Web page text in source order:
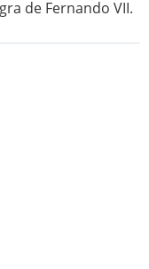
de Fernando VII.